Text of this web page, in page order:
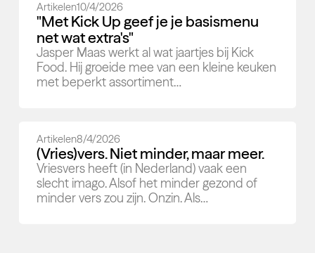
Artikelen10/4/2026
"Met Kick Up geef je je basismenu
net wat extra's"
Jasper Maas werkt al wat jaartjes bij Kick
Food. Hij groeide mee van een kleine keuken
met beperkt assortiment…
Artikelen8/4/2026
(Vries)vers. Niet minder, maar meer.
Vriesvers heeft (in Nederland) vaak een
slecht imago. Alsof het minder gezond of
minder vers zou zijn. Onzin. Als…